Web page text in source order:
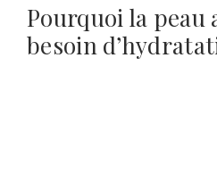
Pourquoi la peau
besoin